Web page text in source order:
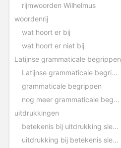
rijmwoorden Wilhelmus
woordenrij
wat hoort er bij
wat hoort er niet bij
Latijnse grammaticale begrippen
Latijnse grammaticale begrippen slepen
grammaticale begrippen
nog meer grammaticale begrippen
uitdrukkingen
betekenis bij uitdrukking slepen
uitdrukking bij betekenis slepen